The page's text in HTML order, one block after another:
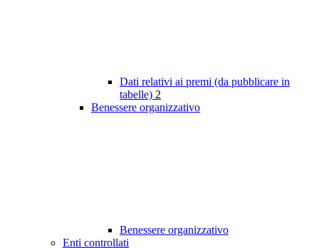
Dati relativi ai premi (da pubblicare in
tabelle) 2
Benessere organizzativo
Benessere organizzativo
Enti controllati